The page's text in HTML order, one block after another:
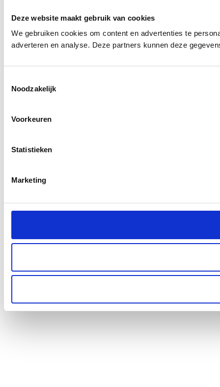
Deze website maakt gebruik van cookies
We gebruiken cookies om content en advertenties te
adverteren en analyse. Deze partners kunnen deze
Noodzakelijk
Voorkeuren
Statistieken
Marketing